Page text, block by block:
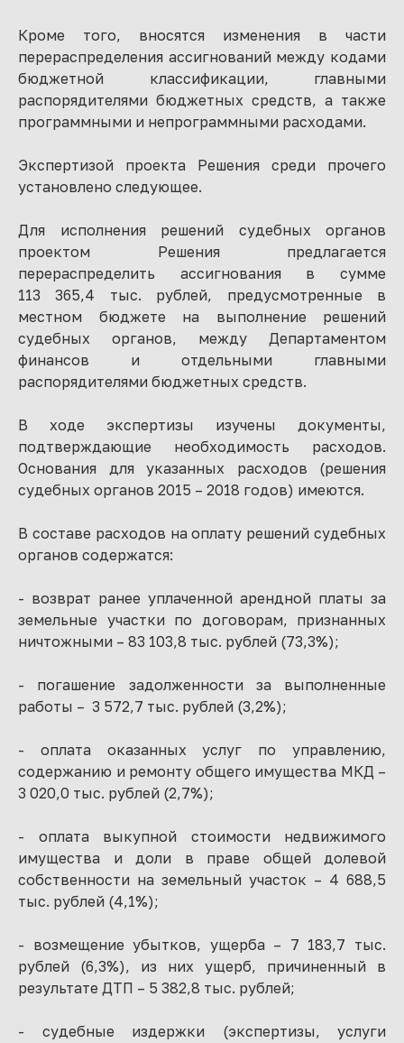
Кроме того, вносятся изменения в части
перераспределения ассигнований между кодами
бюджетной классификации, главными
распорядителями бюджетных средств, а также
программными и непрограммными расходами.
Экспертизой проекта Решения среди прочего
установлено следующее.
Для исполнения решений судебных органов
проектом Решения предлагается
перераспределить ассигнования в сумме
113 365,4 тыс. рублей, предусмотренные в
местном бюджете на выполнение решений
судебных органов, между Департаментом
финансов и отдельными главными
распорядителями бюджетных средств.
В ходе экспертизы изучены документы,
подтверждающие необходимость расходов.
Основания для указанных расходов (решения
судебных органов 2015 – 2018 годов) имеются.
В составе расходов на оплату решений судебных
органов содержатся:
- возврат ранее уплаченной арендной платы за
земельные участки по договорам, признанных
ничтожными – 83 103,8 тыс. рублей (73,3%);
- погашение задолженности за выполненные
работы – 3 572,7 тыс. рублей (3,2%);
- оплата оказанных услуг по управлению,
содержанию и ремонту общего имущества МКД –
3 020,0 тыс. рублей (2,7%);
- оплата выкупной стоимости недвижимого
имущества и доли в праве общей долевой
собственности на земельный участок – 4 688,5
тыс. рублей (4,1%);
- возмещение убытков, ущерба – 7 183,7 тыс.
рублей (6,3%), из них ущерб, причиненный в
результате ДТП – 5 382,8 тыс. рублей;
- судебные издержки (экспертизы, услуги